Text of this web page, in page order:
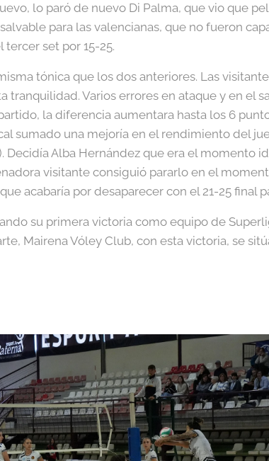
lo paró de nuevo Di Palma, que vio que
para las valencianas, que no fueron
set por 15-25.
tónica que los dos anteriores. Las
tranquilidad. Varios errores en ataque y en el
la diferencia aumentara hasta los 6
sumado una mejoría en el rendimiento del
Decidía Alba Hernández que era el momento
visitante consiguió pararlo en el
acabaría por desaparecer con el 21-25 final
su primera victoria como equipo de
Mairena Vóley Club, con esta victoria, se